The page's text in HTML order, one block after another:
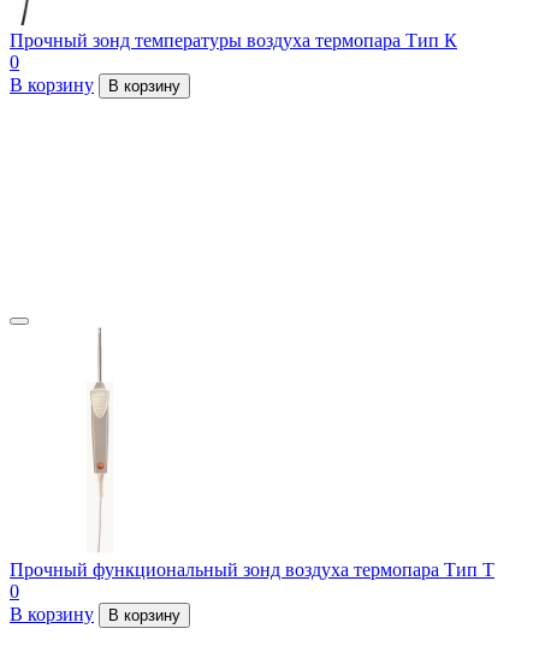
Прочный зонд температуры воздуха термопара Тип К
0
В корзину
В корзину
Прочный функциональный зонд воздуха термопара Тип Т
0
В корзину
В корзину